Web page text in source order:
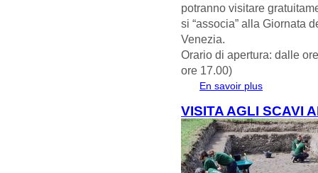
potranno visitare
si “associa” alla Giornata
Venezia.
Orario di apertura: dalle
ore 17.00)
En savoir plus
VISITA AGLI SCAVI